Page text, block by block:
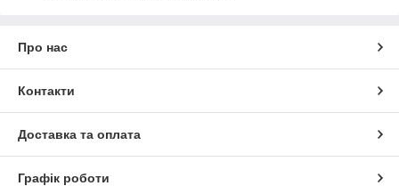
Про нас
Контакти
Доставка та оплата
Графік роботи